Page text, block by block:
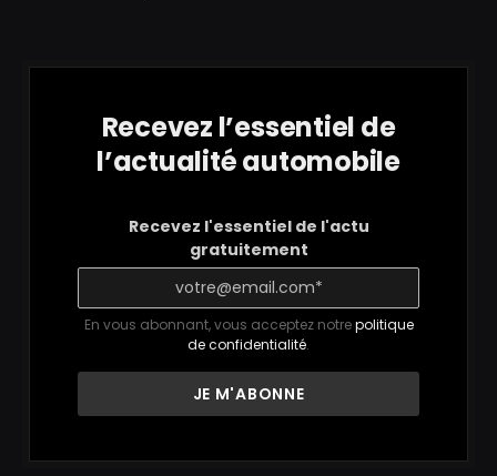
Recevez l’essentiel de
l’actualité automobile
Recevez l'essentiel de l'actu
gratuitement
En vous abonnant, vous acceptez notrepolitique
de confidentialité.